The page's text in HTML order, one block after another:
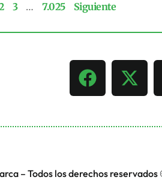
3 … 7.025 Siguiente
– Todos los derechos